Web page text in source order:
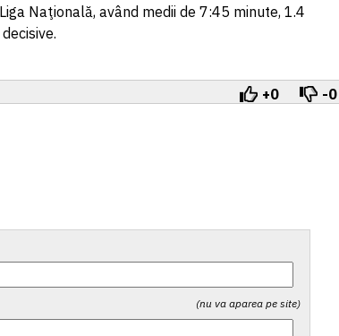
Naţională, având medii de 7:45 minute, 1.4
+0 -0
(nu va aparea pe site)